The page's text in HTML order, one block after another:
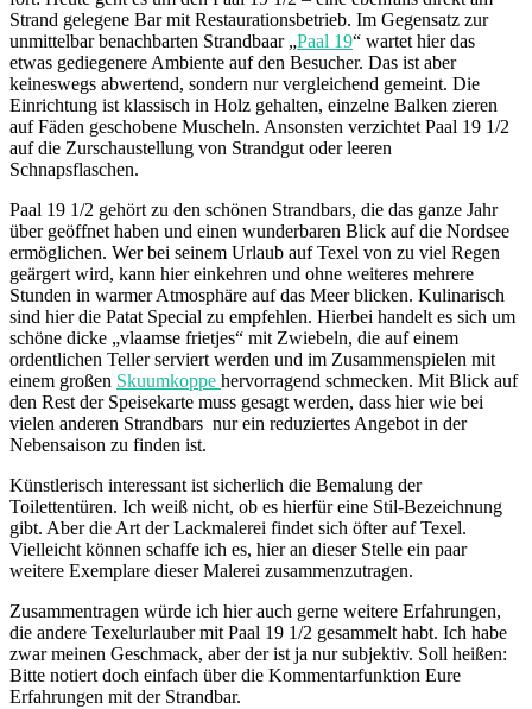
Strand gelegene Bar mit Restaurationsbetrieb. Im Gegensatz zur
unmittelbar benachbarten Strandbaar „Paal 19“ wartet hier das
etwas gediegenere Ambiente auf den Besucher. Das ist aber
keineswegs abwertend, sondern nur vergleichend gemeint. Die
Einrichtung ist klassisch in Holz gehalten, einzelne Balken zieren
auf Fäden geschobene Muscheln. Ansonsten verzichtet Paal 19 1/2
auf die Zurschaustellung von Strandgut oder leeren
Schnapsflaschen.
Paal 19 1/2 gehört zu den schönen Strandbars, die das ganze Jahr
über geöffnet haben und einen wunderbaren Blick auf die Nordsee
ermöglichen. Wer bei seinem Urlaub auf Texel von zu viel Regen
geärgert wird, kann hier einkehren und ohne weiteres mehrere
Stunden in warmer Atmosphäre auf das Meer blicken. Kulinarisch
sind hier die Patat Special zu empfehlen. Hierbei handelt es sich um
schöne dicke „vlaamse frietjes“ mit Zwiebeln, die auf einem
ordentlichen Teller serviert werden und im Zusammenspielen mit
einem großen Skuumkoppe hervorragend schmecken. Mit Blick auf
den Rest der Speisekarte muss gesagt werden, dass hier wie bei
vielen anderen Strandbars nur ein reduziertes Angebot in der
Nebensaison zu finden ist.
Künstlerisch interessant ist sicherlich die Bemalung der
Toilettentüren. Ich weiß nicht, ob es hierfür eine Stil-Bezeichnung
gibt. Aber die Art der Lackmalerei findet sich öfter auf Texel.
Vielleicht können schaffe ich es, hier an dieser Stelle ein paar
weitere Exemplare dieser Malerei zusammenzutragen.
Zusammentragen würde ich hier auch gerne weitere Erfahrungen,
die andere Texelurlauber mit Paal 19 1/2 gesammelt habt. Ich habe
zwar meinen Geschmack, aber der ist ja nur subjektiv. Soll heißen:
Bitte notiert doch einfach über die Kommentarfunktion Eure
Erfahrungen mit der Strandbar.